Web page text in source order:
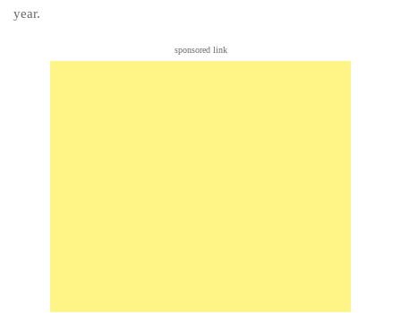
year.
sponsored link